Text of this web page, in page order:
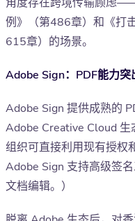
例》（第486章）和《打
615章）的场景。
Adobe Sign：PDF能力
Adobe Sign 提供成熟的
Adobe Creative Cloud
组织可直接利用现有授权
Adobe Sign 支持高级签
文档编辑。）